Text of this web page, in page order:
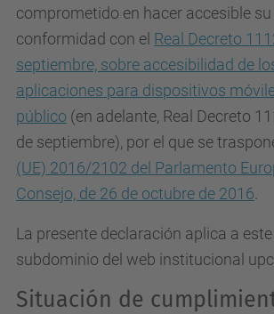
comprometido en hacer accesible
conformidad con el Real Decreto
septiembre, sobre accesibilidad de
aplicaciones para dispositivos
público (en adelante, Real Decreto
de septiembre), por el que se
(UE) 2016/2102 del Parlamento
Consejo, de 26 de octubre de 2016
La presente declaración aplica a
subdominio del web institucional
Situación de